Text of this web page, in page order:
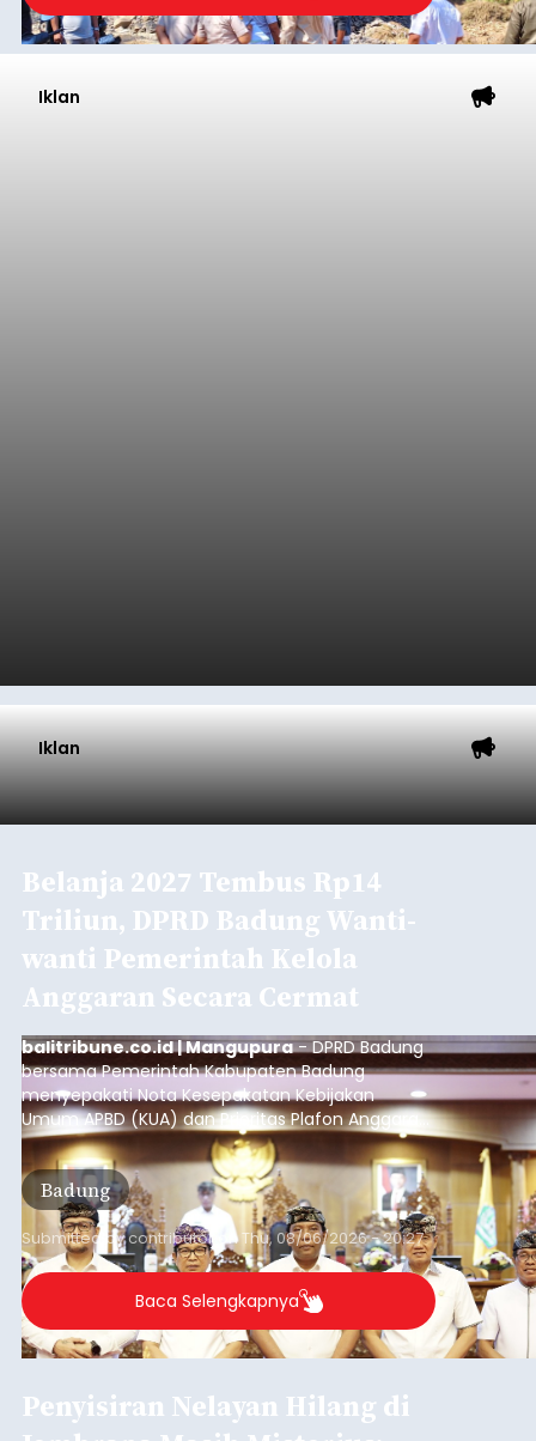
Iklan
Iklan
Belanja 2027 Tembus Rp14
Triliun, DPRD Badung Wanti-
wanti Pemerintah Kelola
Anggaran Secara Cermat
balitribune.co.id | Mangupura- DPRD Badung
bersama Pemerintah Kabupaten Badung
menyepakati Nota Kesepakatan Kebijakan
Umum APBD (KUA) dan Prioritas Plafon Anggaran
Sementara (PPAS) Tahun Anggaran 2027 dalam
rapat paripurna yang digelar di Gedung DPRD
Badung, Kamis (6/8/2026).
Badung
Submitted bycontributor onThu, 08/06/2026 - 20:27
Baca Selengkapnya
Penyisiran Nelayan Hilang di